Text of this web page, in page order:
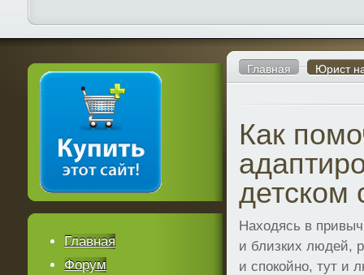
Главная Юрист
Как
детском
Находясь в
и близких людей,
и спокойно, тут и
Главная
Форум